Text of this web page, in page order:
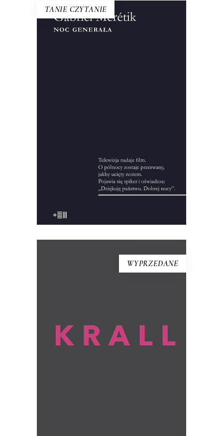
TANIE CZYTANIE
44.00zł 10.00zł
KSIĄŻKA DO KOSZYKA
WYPRZEDANE
To książka, jakiej nie było. Hanna Krall,
wybitna reporterka, ta, która opisywała